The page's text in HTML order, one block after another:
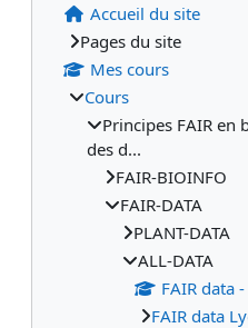
Accueil du site
Pages du site
Mes cours
Cours
Principes FAIR
des d...
FAIR-BIOINFO
FAIR-DATA
PLANT-DATA
ALL-DATA
FAIR data
FAIR data